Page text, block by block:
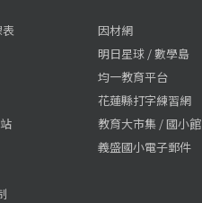
因材網
明日星球 / 數學島
均一教育平台
花蓮縣打字練習網
教育大市集 / 國小館
義盛國小電子郵件